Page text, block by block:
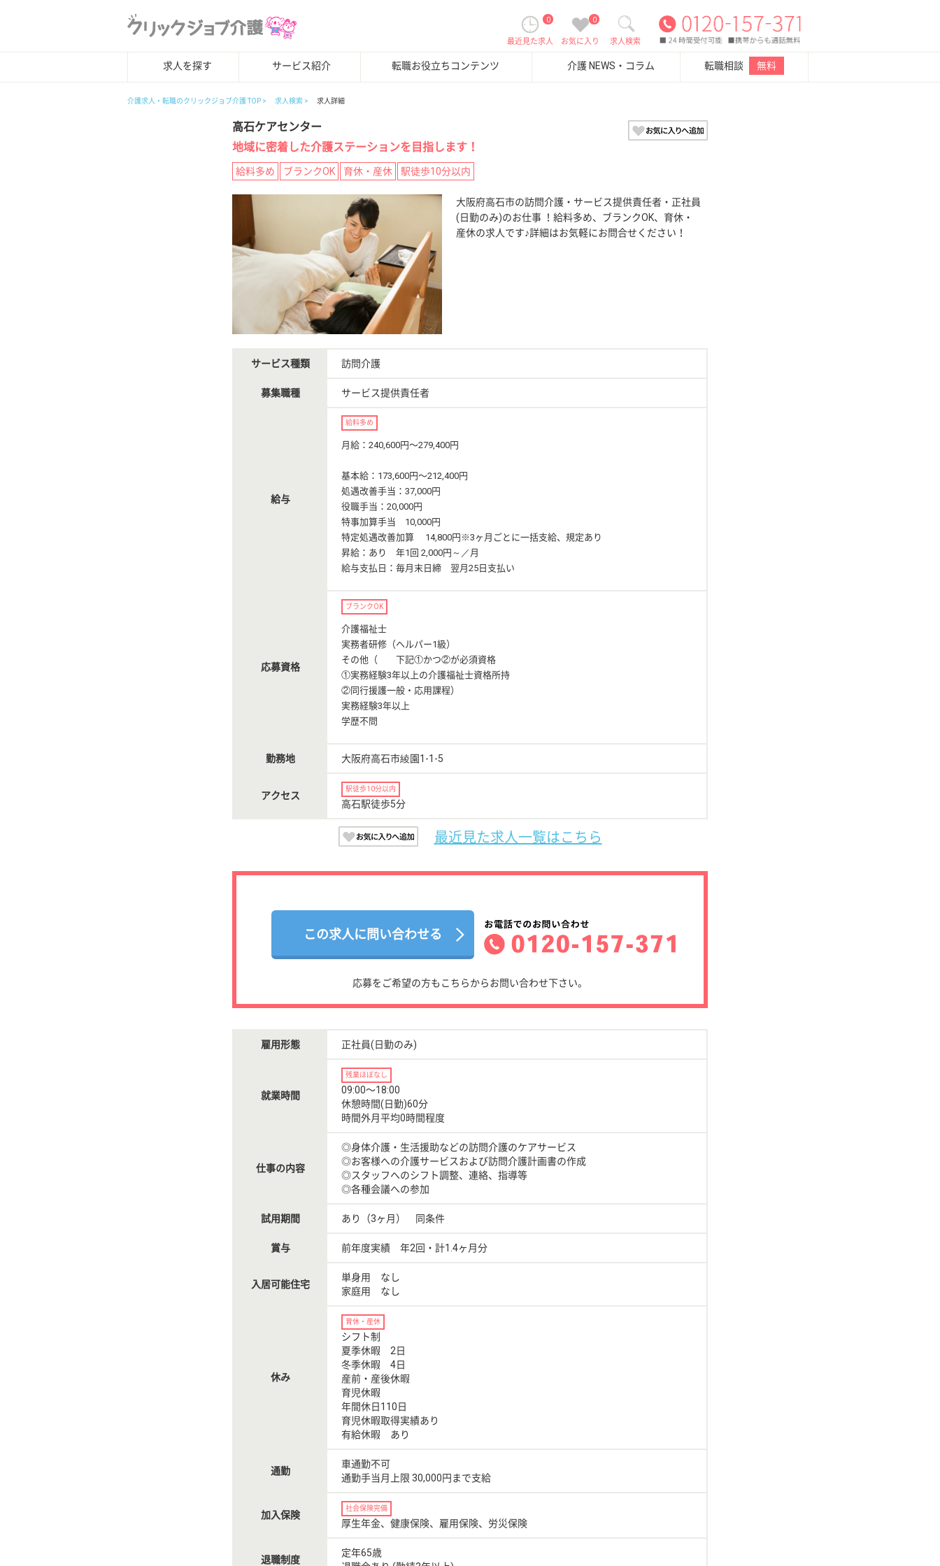
求人検索
0
お気に入り
0
最近見た求人
求人を探す サービス紹介 転職お役立ちコンテンツ 介護 NEWS・コラム 転職相談 無料
介護求人・転職のクリックジョブ介護 TOP 求人検索 求人詳細
高石ケアセンター
地域に密着した介護ステーションを目指します！
給料多め ブランクOK 育休・産休 駅徒歩10分以内
大阪府高石市の訪問介護・サービス提供責任者・正社員
(日勤のみ)のお仕事 ！給料多め、ブランクOK、育休・
産休の求人です♪詳細はお気軽にお問合せください！
サービス種類 訪問介護
募集職種 サービス提供責任者
給与
給料多め
月給：240,600円〜279,400円
基本給：173,600円〜212,400円
処遇改善手当：37,000円
役職手当：20,000円
特事加算手当 10,000円
特定処遇改善加算 14,800円※3ヶ月ごとに一括支給、規定あり
昇給：あり 年1回 2,000円～／月
給与支払日：毎月末日締 翌月25日支払い
応募資格
ブランクOK
介護福祉士
実務者研修（ヘルパー1級）
その他（ 下記①かつ②が必須資格
①実務経験3年以上の介護福祉士資格所持
②同行援護一般・応用課程）
実務経験3年以上
学歴不問
勤務地 大阪府高石市綾園1-1-5
アクセス
駅徒歩10分以内
高石駅徒歩5分
最近見た求人一覧はこちら
この求人に問い合わせる
応募をご希望の方もこちらからお問い合わせ下さい。
雇用形態 正社員(日勤のみ)
就業時間
残業ほぼなし
09:00〜18:00
休憩時間(日勤)60分
時間外月平均0時間程度
仕事の内容
◎身体介護・生活援助などの訪問介護のケアサービス
◎お客様への介護サービスおよび訪問介護計画書の作成
◎スタッフへのシフト調整、連絡、指導等
◎各種会議への参加
試用期間 あり（3ヶ月） 同条件
賞与 前年度実績 年2回・計1.4ヶ月分
入居可能住宅
単身用 なし
家庭用 なし
休み
育休・産休
シフト制
夏季休暇 2日
冬季休暇 4日
産前・産後休暇
育児休暇
年間休日110日
育児休暇取得実績あり
有給休暇 あり
通勤
車通勤不可
通勤手当月上限 30,000円まで支給
加入保険
社会保険完備
厚生年金、健康保険、雇用保険、労災保険
退職制度
定年65歳